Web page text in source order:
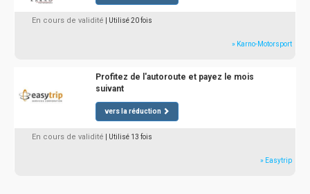
En cours de validité | Utilisé 20 fois
» Karno-Motorsport
Profitez de l'autoroute et payez le mois
suivant
vers la réduction
En cours de validité | Utilisé 13 fois
» Easytrip